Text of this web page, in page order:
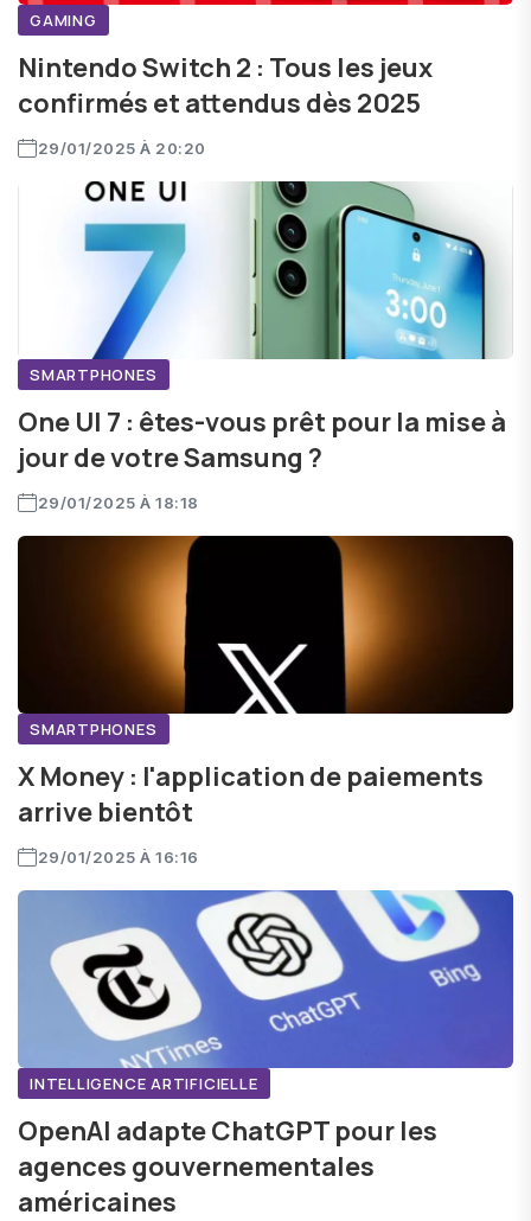
GAMING
Nintendo Switch 2 : Tous les jeux
confirmés et attendus dès 2025
29/01/2025 À 20:20
SMARTPHONES
One UI 7 : êtes-vous prêt pour la mise à
jour de votre Samsung ?
29/01/2025 À 18:18
SMARTPHONES
X Money : l'application de paiements
arrive bientôt
29/01/2025 À 16:16
INTELLIGENCE ARTIFICIELLE
OpenAI adapte ChatGPT pour les
agences gouvernementales
américaines